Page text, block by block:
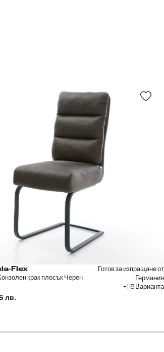
Flex
крак плосък Черен
лв.
Готов за изпращане от
Германия
+118 Варианта